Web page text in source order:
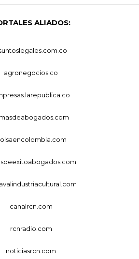
ALIADOS:
agronegocios.co
canalrcn.com
rcnradio.com
noticiasrcn.com